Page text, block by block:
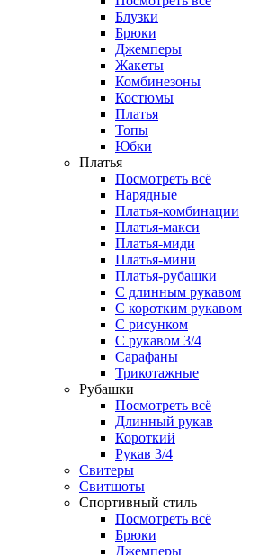
Блузки
Брюки
Джемперы
Жакеты
Комбинезоны
Костюмы
Платья
Топы
Юбки
Платья
Посмотреть всё
Нарядные
Платья-комбинации
Платья-макси
Платья-миди
Платья-мини
Платья-рубашки
С длинным рукавом
С коротким рукавом
С рисунком
С рукавом 3/4
Сарафаны
Трикотажные
Рубашки
Посмотреть всё
Длинный рукав
Короткий
Рукав 3/4
Свитеры
Свитшоты
Спортивный стиль
Посмотреть всё
Брюки
Джемперы